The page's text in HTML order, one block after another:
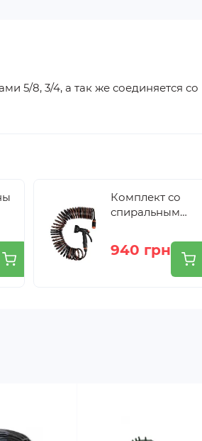
5/8, 3/4, а так же соединяется со
Комплект со
спиральным
Bradas и 9-
функциональны
м пистолетом
940 грн